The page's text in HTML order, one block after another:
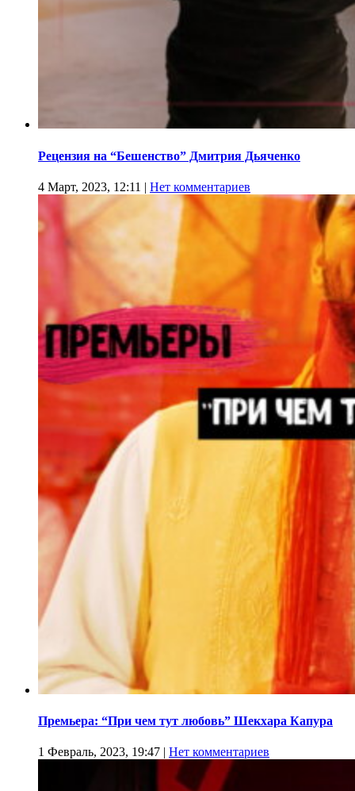
Рецензия на “Бешенство” Дмитрия Дьяченко
4 Март, 2023, 12:11 | Нет комментариев
Премьера: “При чем тут любовь” Шекхара Капура
1 Февраль, 2023, 19:47 | Нет комментариев